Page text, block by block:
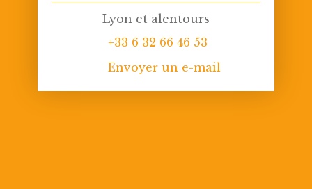
Lyon et alentours
+33 6 32 66 46 53
Envoyer un e-mail